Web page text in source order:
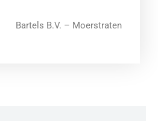
Bartels B.V. – Moerstraten